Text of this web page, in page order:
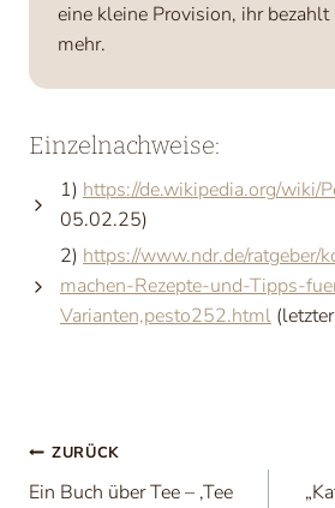
eine kleine Provision, ihr bezahlt
mehr.
Einzelnachweise:
1) https://de.wikipedia.org/wiki/
05.02.25)
2) https://www.ndr.de/ratgeber/
machen-Rezepte-und-Tipps-
Varianten,pesto252.html
Beitragsnavigation
ZURÜCK
Ein Buch über Tee – ‚Tee